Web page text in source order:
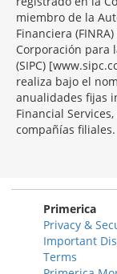
miembro de la
Financiera
Corporación para
(SIPC)
realiza bajo el
anualidades fijas
Financial Services,
compañías filiales.
Primerica
Privacy &
Important
Terms